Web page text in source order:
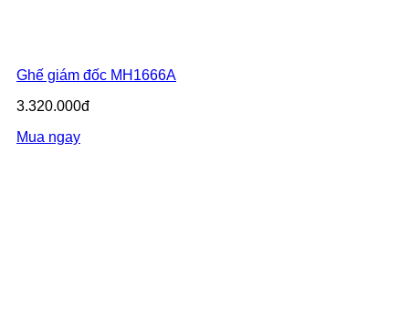
Ghế giám đốc MH1666A
3.320.000đ
Mua ngay